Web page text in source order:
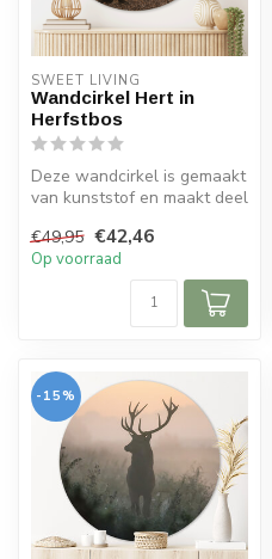
SWEET LIVING
Wandcirkel Hert in
Herfstbos
Deze wandcirkel is gemaakt
van kunststof en maakt deel
€49,95 €42,46
Op voorraad
-15%